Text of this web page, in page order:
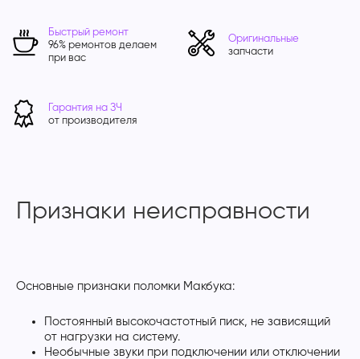
Быстрый ремонт
96% ремонтов делаем
при вас
Оригинальные
запчасти
Гарантия на ЗЧ
от производителя
Признаки неисправности
Основные признаки поломки Макбука:
Постоянный высокочастотный писк, не зависящий
от нагрузки на систему.
Необычные звуки при подключении или отключении